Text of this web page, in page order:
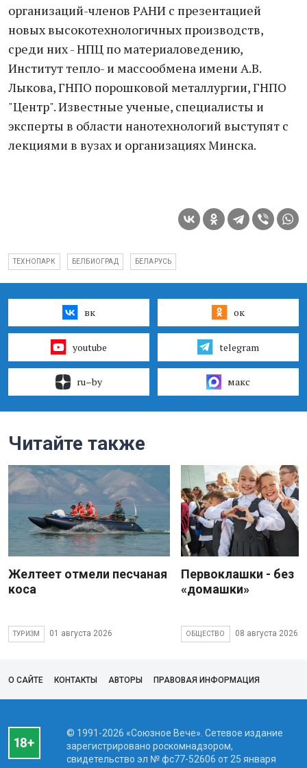
организаций-членов РАНИ с презентацией
новых высокотехнологичных производств,
среди них - НПЦ по материаловедению,
Институт тепло- и массообмена имени А.В.
Лыкова, ГНПО порошковой металлургии, ГНПО
"Центр". Известные ученые, специалисты и
эксперты в области нанотехнологий выступят с
лекциями в вузах и организациях Минска.
ТЕХНОПАРК БЕЛБИОГРАД БЕЛАРУСЬ
вк ок
youtube telegram
ru–by макс
Читайте также
Желтеет отмели песчаная
коса
ТУРИЗМ 01 августа 2026
Первоклашки - без
«домашки»
ОБЩЕСТВО 08 августа 2026
О САЙТЕ КОНТАКТЫ АВТОРЫ ПРАВОВАЯ ИНФОРМАЦИЯ
© 1991-2026 «Союзное Вече». Сетевое издание
зарегистрировано роскомнадзором,
свидетельство эл № фc77-52606 от 25 января